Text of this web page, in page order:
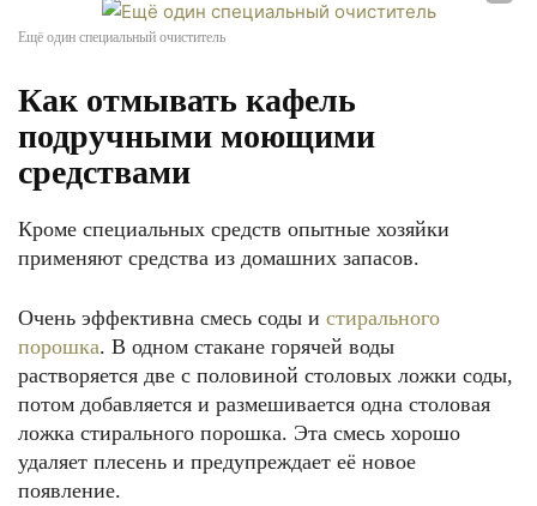
Ещё один специальный очиститель
Как отмывать кафель
подручными моющими
средствами
Кроме специальных средств опытные хозяйки
применяют средства из домашних запасов.
Очень эффективна смесь соды и стирального
порошка. В одном стакане горячей воды
растворяется две с половиной столовых ложки соды,
потом добавляется и размешивается одна столовая
ложка стирального порошка. Эта смесь хорошо
удаляет плесень и предупреждает её новое
появление.